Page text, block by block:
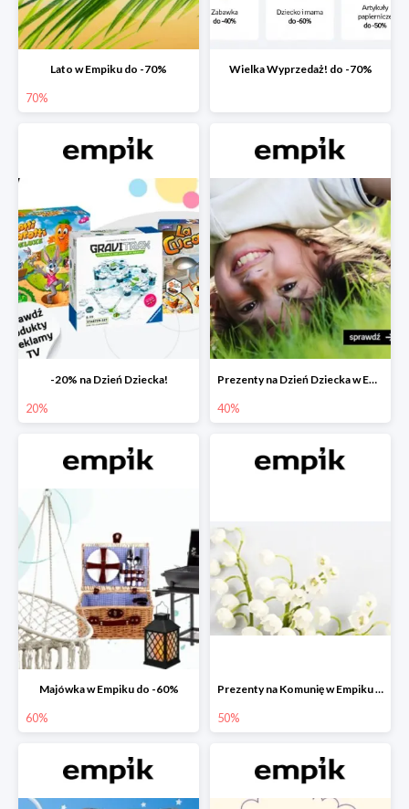
Lato w Empiku do -70%
70%
Wielka Wyprzedaż! do -70%
-20% na Dzień Dziecka!
20%
Prezenty na Dzień Dziecka w Empiku do -40%
40%
Majówka w Empiku do -60%
60%
Prezenty na Komunię w Empiku do -50%
50%